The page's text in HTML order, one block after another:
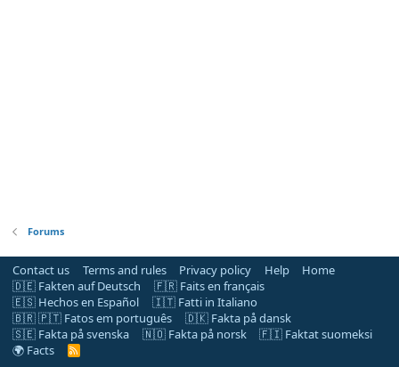
Forums
Contact us Terms and rules Privacy policy Help
Home
🇩🇪 Fakten auf Deutsch
🇫🇷 Faits en français
🇪🇸 Hechos en Español
🇮🇹 Fatti in Italiano
🇧🇷 🇵🇹 Fatos em português
🇩🇰 Fakta på dansk
🇸🇪 Fakta på svenska
🇳🇴 Fakta på norsk
🇫🇮 Faktat suomeksi
🌍 Facts
R